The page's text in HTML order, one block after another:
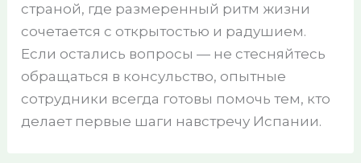
страной, где размеренный ритм жизни
сочетается с открытостью и радушием.
Если остались вопросы — не стесняйтесь
обращаться в консульство, опытные
сотрудники всегда готовы помочь тем, кто
делает первые шаги навстречу Испании.